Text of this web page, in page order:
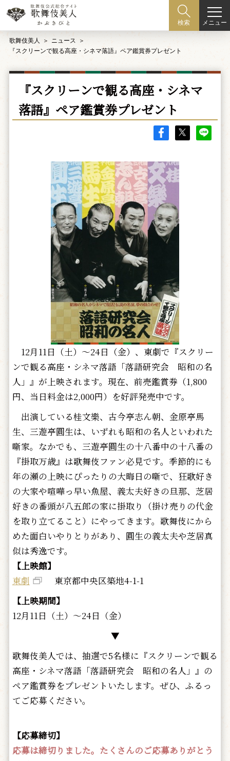
検索 メニュー
歌舞伎美人
ニュース
『スクリーンで観る高座・シネマ落語』ペア鑑賞券プレゼント
『スクリーンで観る高座・シネマ
落語』ペア鑑賞券プレゼント
12月11日（土）～24日（金）、東劇で『スクリー
ンで観る高座・シネマ落語「落語研究会 昭和の名
人」』が上映されます。現在、前売鑑賞券（1,800
円、当日料金は2,000円）を好評発売中です。
出演している桂文樂、古今亭志ん朝、金原亭馬
生、三遊亭圓生は、いずれも昭和の名人といわれた
噺家。なかでも、三遊亭圓生の十八番中の十八番の
『掛取万歳』は歌舞伎ファン必見です。季節的にも
年の瀬の上映にぴったりの大晦日の噺で、狂歌好き
の大家や喧嘩っ早い魚屋、義太夫好きの旦那、芝居
好きの番頭が八五郎の家に掛取り（掛け売りの代金
を取り立てること）にやってきます。歌舞伎にから
めた面白いやりとりがあり、圓生の義太夫や芝居真
似は秀逸です。
【上映館】
東劇
東京都中央区築地4-1-1
【上映期間】
12月11日（土）～24日（金）
▼
歌舞伎美人では、抽選で5名様に『スクリーンで観る
高座・シネマ落語「落語研究会 昭和の名人」』の
ペア鑑賞券をプレゼントいたします。ぜひ、ふるっ
てご応募ください。
【応募締切】
応募は締切りました。たくさんのご応募ありがとう